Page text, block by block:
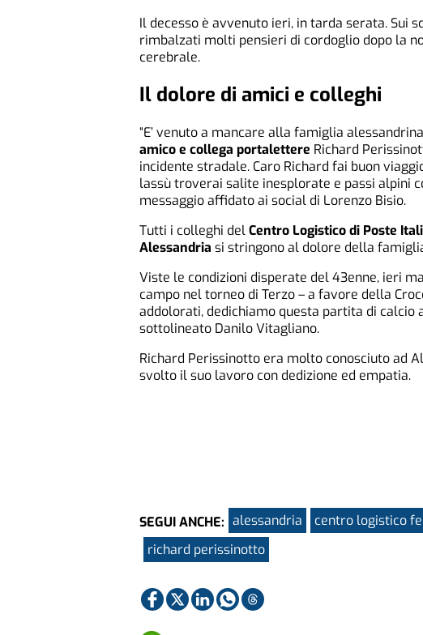
Il decesso è avvenuto ieri, in tarda serata. Sui
rimbalzati molti pensieri di cordoglio dopo la
cerebrale.
Il dolore di amici e colleghi
“E’ venuto a mancare alla famiglia
amico e collega portalettere Richard
incidente stradale. Caro Richard fai buon
lassù troverai salite inesplorate e passi alpini
messaggio affidato ai social di Lorenzo Bisio.
Tutti i colleghi delCentro Logistico di Poste
Alessandria si stringono al dolore della
Viste le condizioni disperate del 43enne, ieri
campo nel torneo di Terzo – a favore della
addolorati, dedichiamo questa partita di calcio
sottolineato Danilo Vitagliano.
Richard Perissinotto era molto conosciuto ad
svolto il suo lavoro con dedizione ed empatia.
SEGUI ANCHE: alessandria centro logistico
richard perissinotto